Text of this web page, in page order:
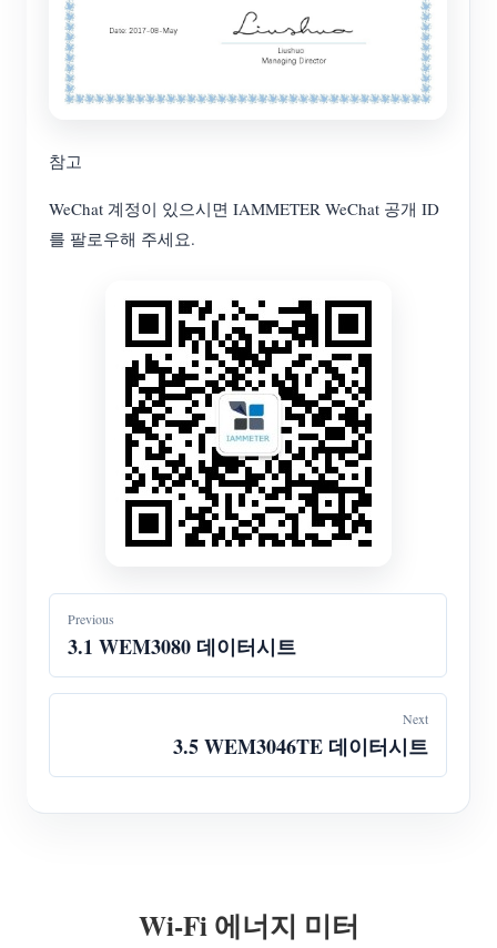
참고
WeChat 계정이 있으시면 IAMMETER WeChat 공개 ID
를 팔로우해 주세요.
Previous
3.1 WEM3080 데이터시트
Next
3.5 WEM3046TE 데이터시트
Wi-Fi 에너지 미터